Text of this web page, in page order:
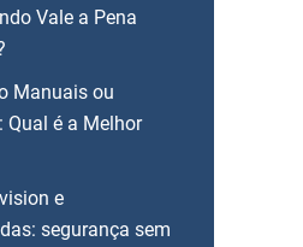
Vale a Pena
Manuais ou
é a Melhor
e
segurança sem